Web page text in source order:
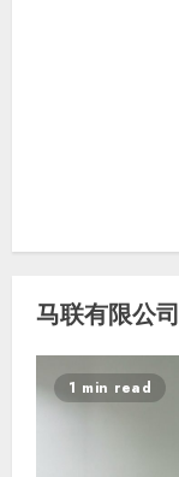
马联有限公司
1 min read